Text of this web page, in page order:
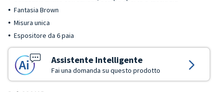
Fantasia Brown
Misura unica
Espositore da 6 paia
Assistente Intelligente
Fai una domanda su questo prodotto